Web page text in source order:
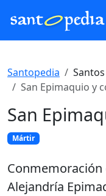
Santopedia
Santos
San Epimaquio y
San
Mártir
Alejandría